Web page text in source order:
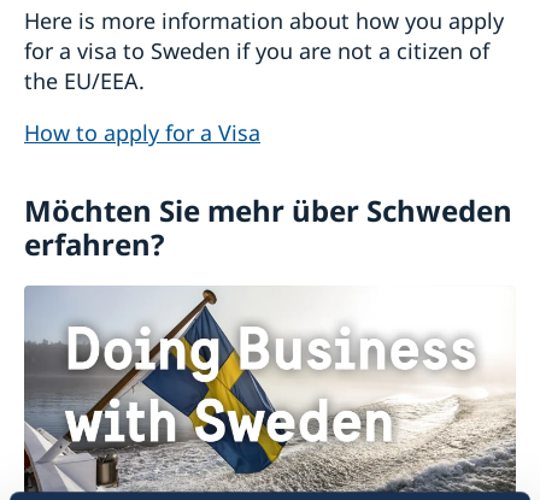
Here is more information about how you apply
for a visa to Sweden if you are not a citizen of
the EU/EEA.
How to apply for a Visa
Möchten Sie mehr über Schweden
erfahren?